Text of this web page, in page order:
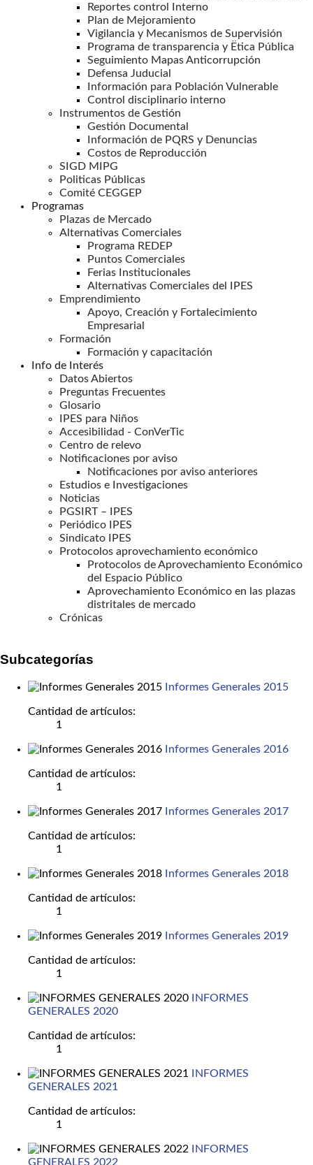
Reportes control Interno
Plan de Mejoramiento
Vigilancia y Mecanismos de Supervisión
Programa de transparencia y Ëtica Pública
Seguimiento Mapas Anticorrupción
Defensa Juducial
Información para Población Vulnerable
Control disciplinario interno
Instrumentos de Gestión
Gestión Documental
Información de PQRS y Denuncias
Costos de Reproducción
SIGD MIPG
Politicas Públicas
Comité CEGGEP
Programas
Plazas de Mercado
Alternativas Comerciales
Programa REDEP
Puntos Comerciales
Ferias Institucionales
Alternativas Comerciales del IPES
Emprendimiento
Apoyo, Creación y Fortalecimiento
Empresarial
Formación
Formación y capacitación
Info de Interés
Datos Abiertos
Preguntas Frecuentes
Glosario
IPES para Niños
Accesibilidad - ConVerTic
Centro de relevo
Notificaciones por aviso
Notificaciones por aviso anteriores
Estudios e Investigaciones
Noticias
PGSIRT – IPES
Periódico IPES
Sindicato IPES
Protocolos aprovechamiento económico
Protocolos de Aprovechamiento Económico
del Espacio Público
Aprovechamiento Económico en las plazas
distritales de mercado
Crónicas
Subcategorías
Informes Generales 2015
Cantidad de artículos:
1
Informes Generales 2016
Cantidad de artículos:
1
Informes Generales 2017
Cantidad de artículos:
1
Informes Generales 2018
Cantidad de artículos:
1
Informes Generales 2019
Cantidad de artículos:
1
INFORMES
GENERALES 2020
Cantidad de artículos:
1
INFORMES
GENERALES 2021
Cantidad de artículos:
1
INFORMES
GENERALES 2022